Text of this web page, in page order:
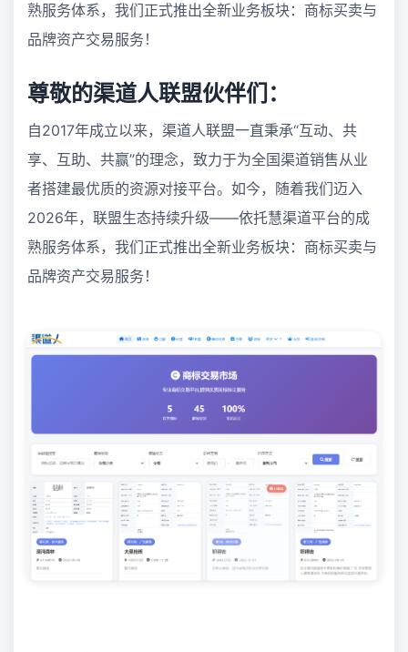
熟服务体系，我们正式推出全新业务板块：商标买卖与
品牌资产交易服务！
尊敬的渠道人联盟伙伴们：
自2017年成立以来，渠道人联盟一直秉承“互动、共
享、互助、共赢”的理念，致力于为全国渠道销售从业
者搭建最优质的资源对接平台。如今，随着我们迈入
2026年，联盟生态持续升级——依托慧渠道平台的成
熟服务体系，我们正式推出全新业务板块：商标买卖与
品牌资产交易服务！